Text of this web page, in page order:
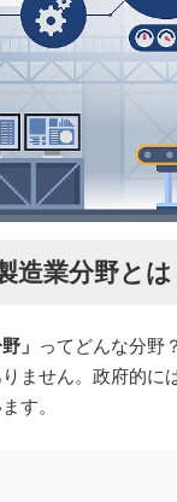
造業分野とは
」 ってどんな分野
ません。政府的に
す。